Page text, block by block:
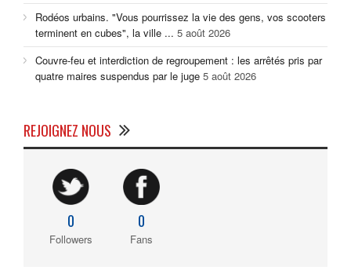
Rodéos urbains. "Vous pourrissez la vie des gens, vos scooters
terminent en cubes", la ville ... 5 août 2026
Couvre-feu et interdiction de regroupement : les arrêtés pris par
quatre maires suspendus par le juge 5 août 2026
REJOIGNEZ NOUS
0
Followers
0
Fans